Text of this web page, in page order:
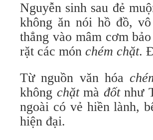
Nguyễn sinh sau đẻ
không ăn nói hồ đồ,
thẳng vào mâm cơm
rặt các món chém chặt.
Từ nguồn văn hóa
không chặtmà đốtnhư
ngoài có vẻ hiền lành,
hiện đại.